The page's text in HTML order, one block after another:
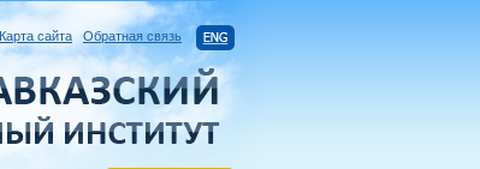
Карта сайта Обратная связь